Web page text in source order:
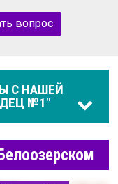
вопрос
С НАШЕЙ
№1"